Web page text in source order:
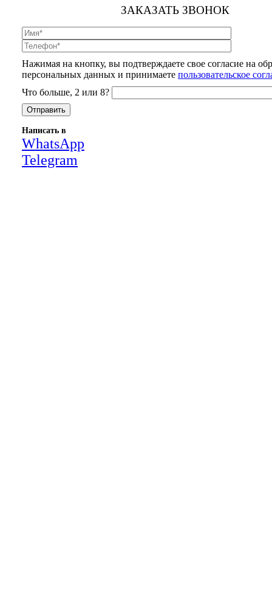
ЗАКАЗАТЬ ЗВОНОК
Нажимая на кнопку, вы подтверждаете свое согласие на
персональных данных и принимаете пользовательское
Что больше, 2 или 8?
Написать в
WhatsApp
Telegram